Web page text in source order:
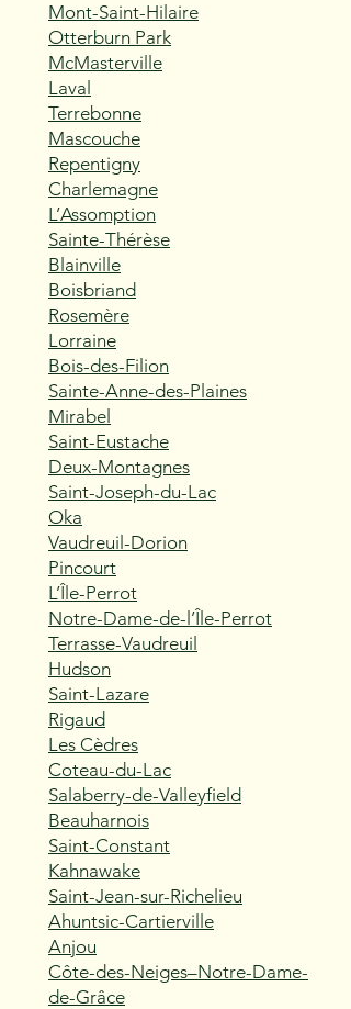
Mont-Saint-Hilaire
Otterburn Park
McMasterville
Laval
Terrebonne
Mascouche
Repentigny
Charlemagne
L’Assomption
Sainte-Thérèse
Blainville
Boisbriand
Rosemère
Lorraine
Bois-des-Filion
Sainte-Anne-des-Plaines
Mirabel
Saint-Eustache
Deux-Montagnes
Saint-Joseph-du-Lac
Oka
Vaudreuil-Dorion
Pincourt
L’Île-Perrot
Notre-Dame-de-l’Île-Perrot
Terrasse-Vaudreuil
Hudson
Saint-Lazare
Rigaud
Les Cèdres
Coteau-du-Lac
Salaberry-de-Valleyfield
Beauharnois
Saint-Constant
Kahnawake
Saint-Jean-sur-Richelieu
Ahuntsic-Cartierville
Anjou
Côte-des-Neiges–Notre-Dame-
de-Grâce